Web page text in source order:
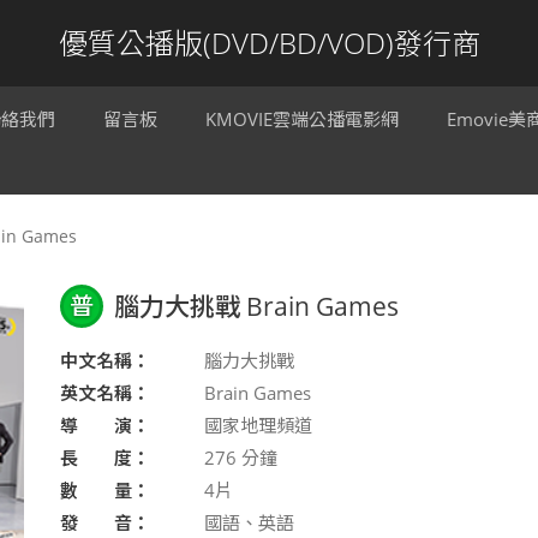
優質公播版(DVD/BD/VOD)發行商
我們 留言板 KMOVIE雲端公播電影網 Emovie美
Games
普 腦力大挑戰 Brain Games
中文名稱：
腦力大挑戰
英文名稱：
Brain Games
導 演：
國家地理頻道
長 度：
276 分鐘
數 量：
4片
發 音：
國語、英語